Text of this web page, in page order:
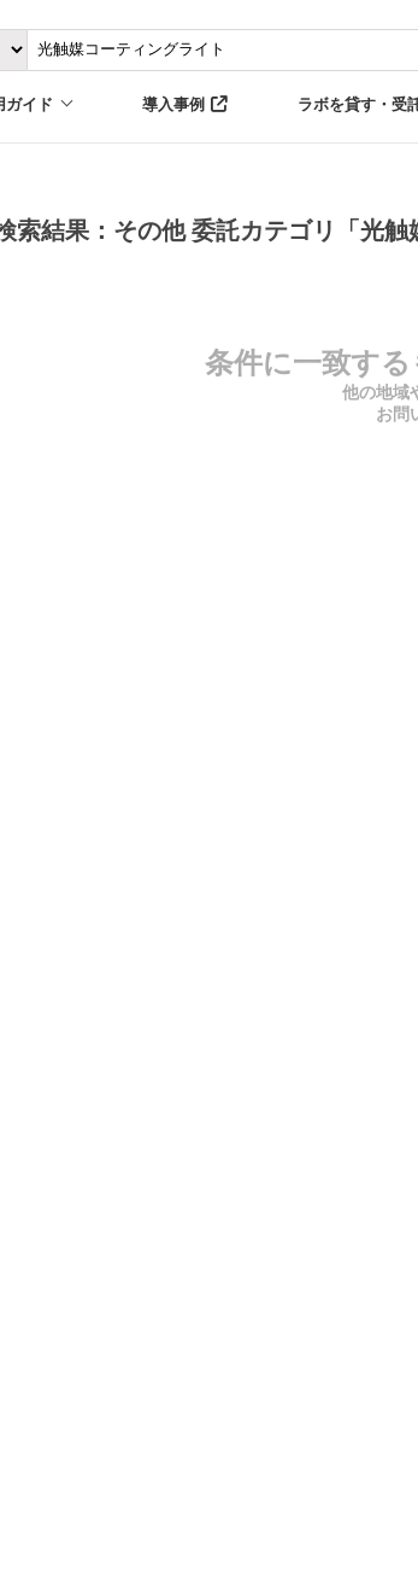
ガイド 導入事例 ラボを貸す・受
索結果：その他 委託カテゴリ「光触
条件に一致す
他の地域
お問